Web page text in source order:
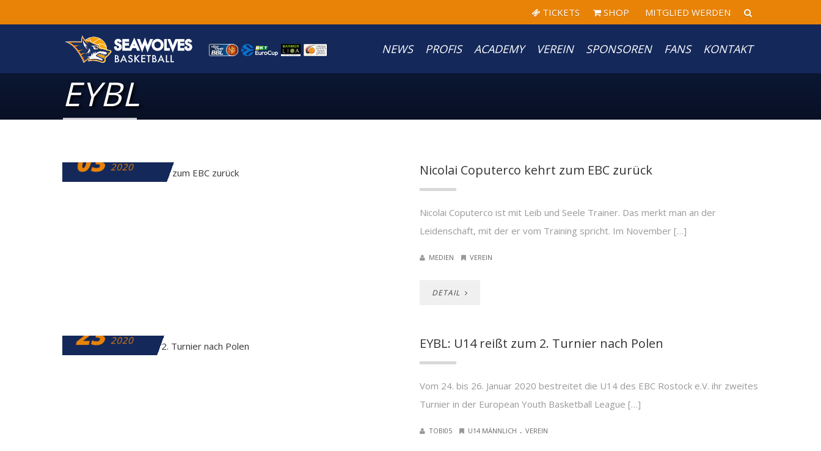
TICKETS SHOP MITGLIED WERDEN
NEWS PROFIS ACADEMY VEREIN SPONSOREN FANS KONTAKT
EYBL
03 2020
Nicolai Coputerco kehrt zum EBC zurück
Nicolai Coputerco ist mit Leib und Seele Trainer. Das merkt man an der
Leidenschaft, mit der er vom Training spricht. Im November […]
MEDIEN VEREIN
DETAIL
23 2020
EYBL: U14 reißt zum 2. Turnier nach Polen
Vom 24. bis 26. Januar 2020 bestreitet die U14 des EBC Rostock e.V. ihr zweites
Turnier in der European Youth Basketball League […]
TOBI05 U14 MÄNNLICH . VEREIN